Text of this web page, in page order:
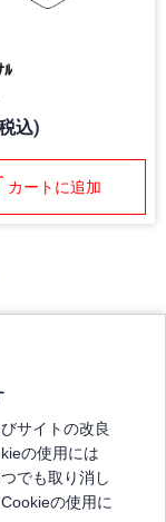
ﾙ
込)
カートに追加
サイトの改良
の使用には
でも取り消し
の使用に